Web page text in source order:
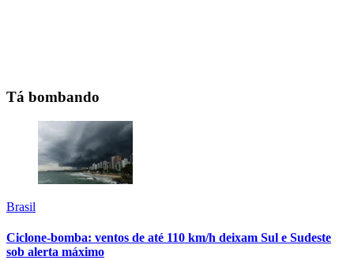
Tá bombando
Brasil
Ciclone-bomba: ventos de até 110 km/h deixam Sul e Sudeste
sob alerta máximo